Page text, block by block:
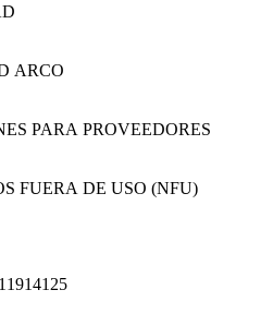
ARCO
PARA PROVEEDORES
FUERA DE USO (NFU)